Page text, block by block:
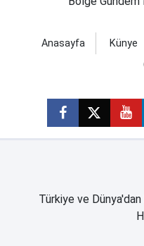
Anasayfa Künye
Türkiye ve